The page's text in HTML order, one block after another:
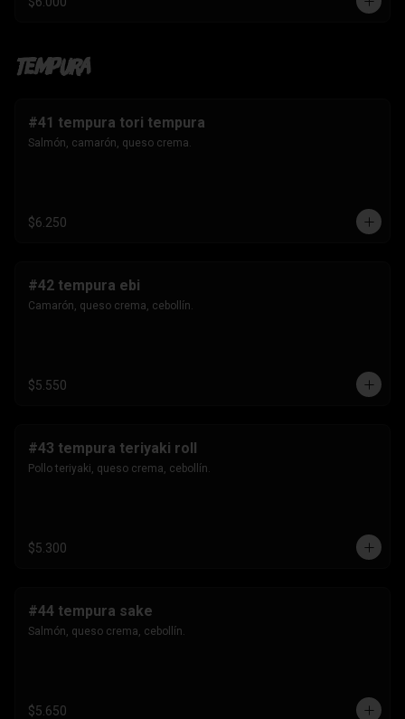
Tempura
#41 tempura tori tempura
Salmón, camarón, queso crema.
$6.250
#42 tempura ebi
Camarón, queso crema, cebollín.
$5.550
#43 tempura teriyaki roll
Pollo teriyaki, queso crema, cebollín.
$5.300
#44 tempura sake
Salmón, queso crema, cebollín.
$5.650